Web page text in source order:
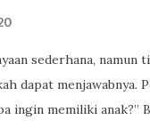
sederhana, namun
dapat menjawabnya.
ingin memiliki anak?”